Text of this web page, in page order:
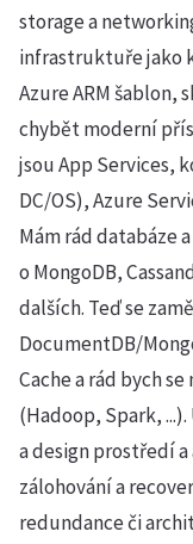
storage a
infrastruktuře jako
Azure ARM šablon,
chybět moderní
jsou App Services,
DC/OS), Azure
Mám rád databáze
o MongoDB,
dalších. Teď se
DocumentDB/
Cache a rád bych
(Hadoop, Spark,
a design prostředí
zálohování a
redundance či